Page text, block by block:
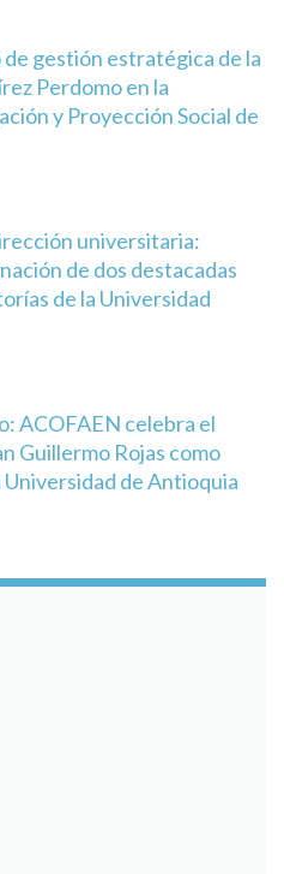
gestión estratégica de la
Perdomo en la
y Proyección Social de
universitaria:
de dos destacadas
de la Universidad
ACOFAEN celebra el
Guillermo Rojas como
de Antioquia